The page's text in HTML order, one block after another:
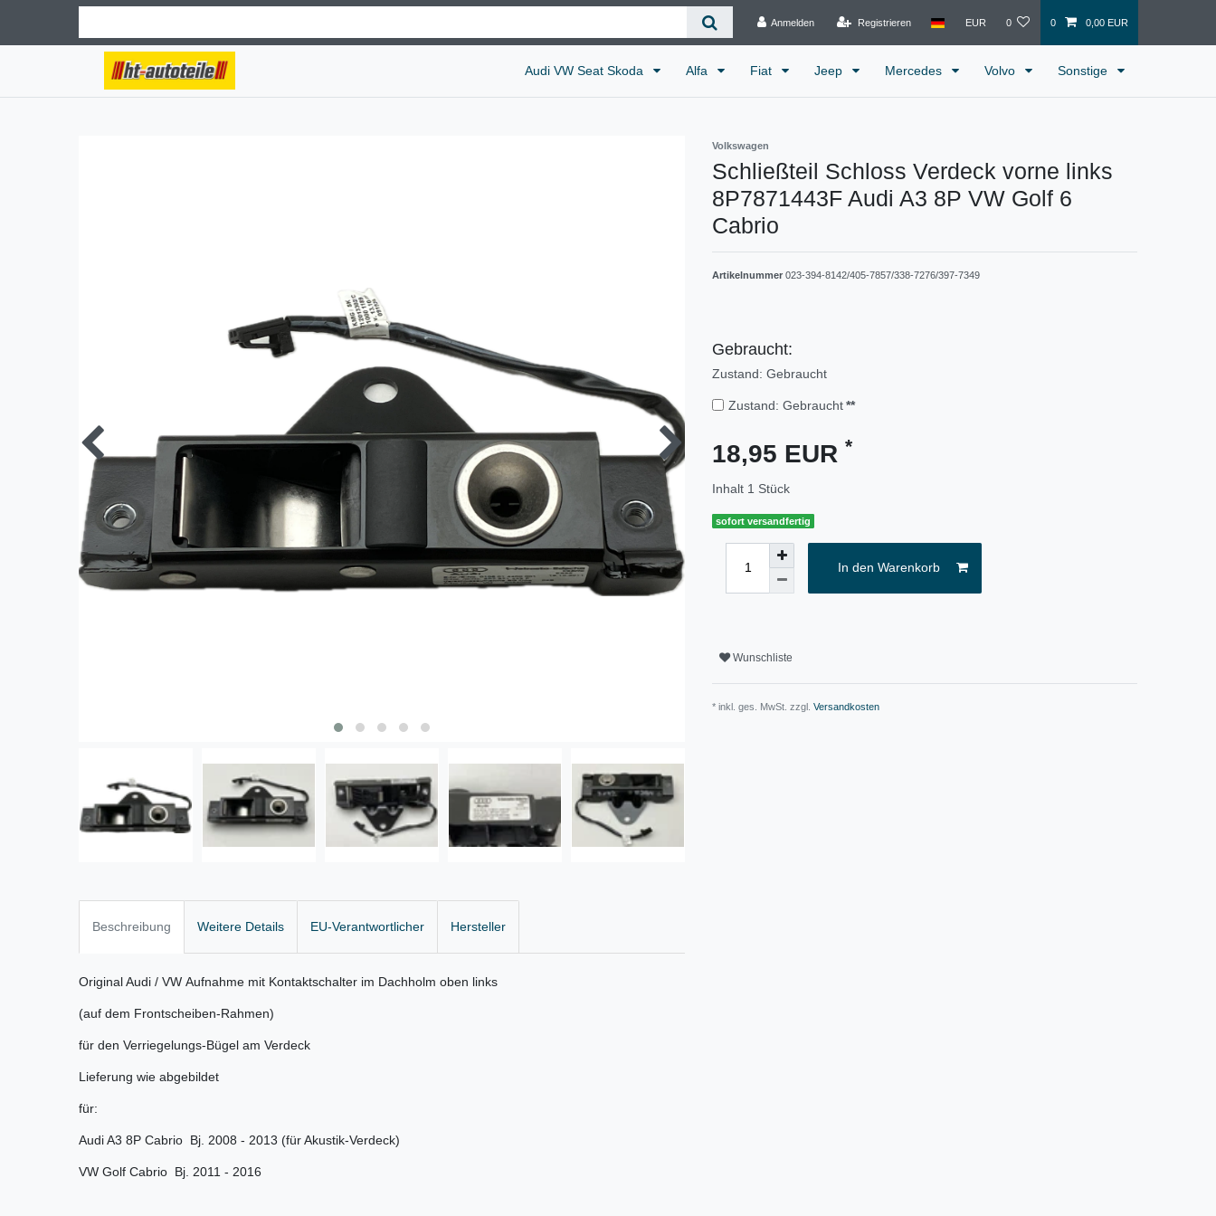
Anmelden Registrieren EUR 0 0 0,00 EUR
Audi VW Seat Skoda Alfa Fiat Jeep Mercedes Volvo Sonstige
Volkswagen
Schließteil Schloss Verdeck vorne links
8P7871443F Audi A3 8P VW Golf 6
Cabrio
Artikelnummer 023-394-8142/405-7857/338-7276/397-7349
Gebraucht:
Zustand: Gebraucht
Zustand: Gebraucht **
18,95 EUR *
Inhalt 1 Stück
sofort versandfertig
In den Warenkorb
Wunschliste
* inkl. ges. MwSt. zzgl. Versandkosten
Beschreibung Weitere Details EU-Verantwortlicher Hersteller
Original Audi / VW Aufnahme mit Kontaktschalter im Dachholm oben links
(auf dem Frontscheiben-Rahmen)
für den Verriegelungs-Bügel am Verdeck
Lieferung wie abgebildet
für:
Audi A3 8P Cabrio Bj. 2008 - 2013 (für Akustik-Verdeck)
VW Golf Cabrio Bj. 2011 - 2016